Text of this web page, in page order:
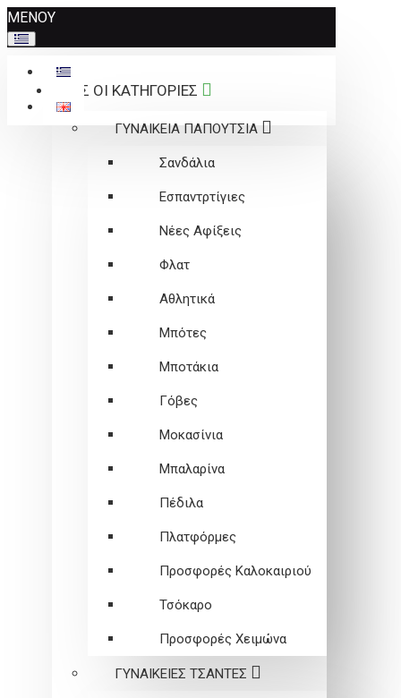
Σημείωση:
Αυτός
ο
ιστότοπος
περιλαμβάνει
προσβασιμότητας.
ΜΕΝΟΥ
ΟΛΕΣ ΟΙ ΚΑΤΗΓΟΡΙΕΣ
ΓΥΝΑΙΚΕΙΑ ΠΑΠΟΥΤΣΙΑ
Σανδάλια
Εσπαντρτίγιες
Νέες Αφίξεις
Φλατ
Αθλητικά
Μπότες
Μποτάκια
Γόβες
Μοκασίνια
Μπαλαρίνα
Πέδιλα
Πλατφόρμες
Προσφορές Καλοκαιριού
Τσόκαρο
Προσφορές Χειμώνα
ΓΥΝΑΙΚΕΙEΣ ΤΣΑΝΤΕΣ